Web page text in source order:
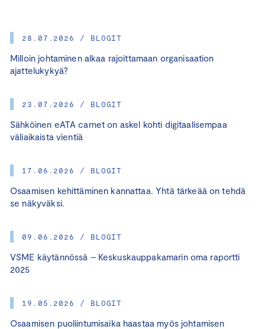
28.07.2026 / BLOGIT
Milloin johtaminen alkaa rajoittamaan organisaation
ajattelukykyä?
23.07.2026 / BLOGIT
Sähköinen eATA carnet on askel kohti digitaalisempaa
väliaikaista vientiä
17.06.2026 / BLOGIT
Osaamisen kehittäminen kannattaa. Yhtä tärkeää on tehdä
se näkyväksi.
09.06.2026 / BLOGIT
VSME käytännössä – Keskuskauppakamarin oma raportti
2025
19.05.2026 / BLOGIT
Osaamisen puoliintumisaika haastaa myös johtamisen